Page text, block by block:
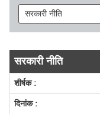
सरकारी नीति